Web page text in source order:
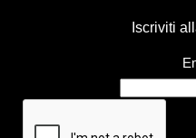
Iscriviti